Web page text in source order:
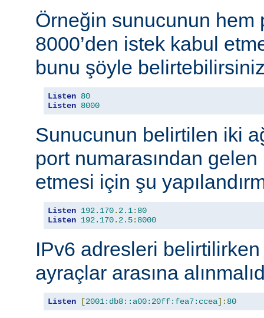
Örneğin sunucunun hem
8000’den istek kabul
bunu şöyle
Listen 80
Listen 8000
Sunucunun belirtilen iki
port numarasından gelen
etmesi için şu
Listen 192.170. 2.1: 80
Listen 192.170. 2.5: 8000
IPv6 adresleri
ayraçlar arasına
Listen [2001:db8::a00:20ff:fea7:ccea]: 80